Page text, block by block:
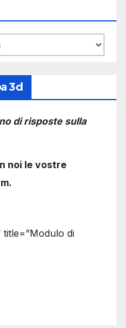
3d
di risposte sulla
noi le vostre
di